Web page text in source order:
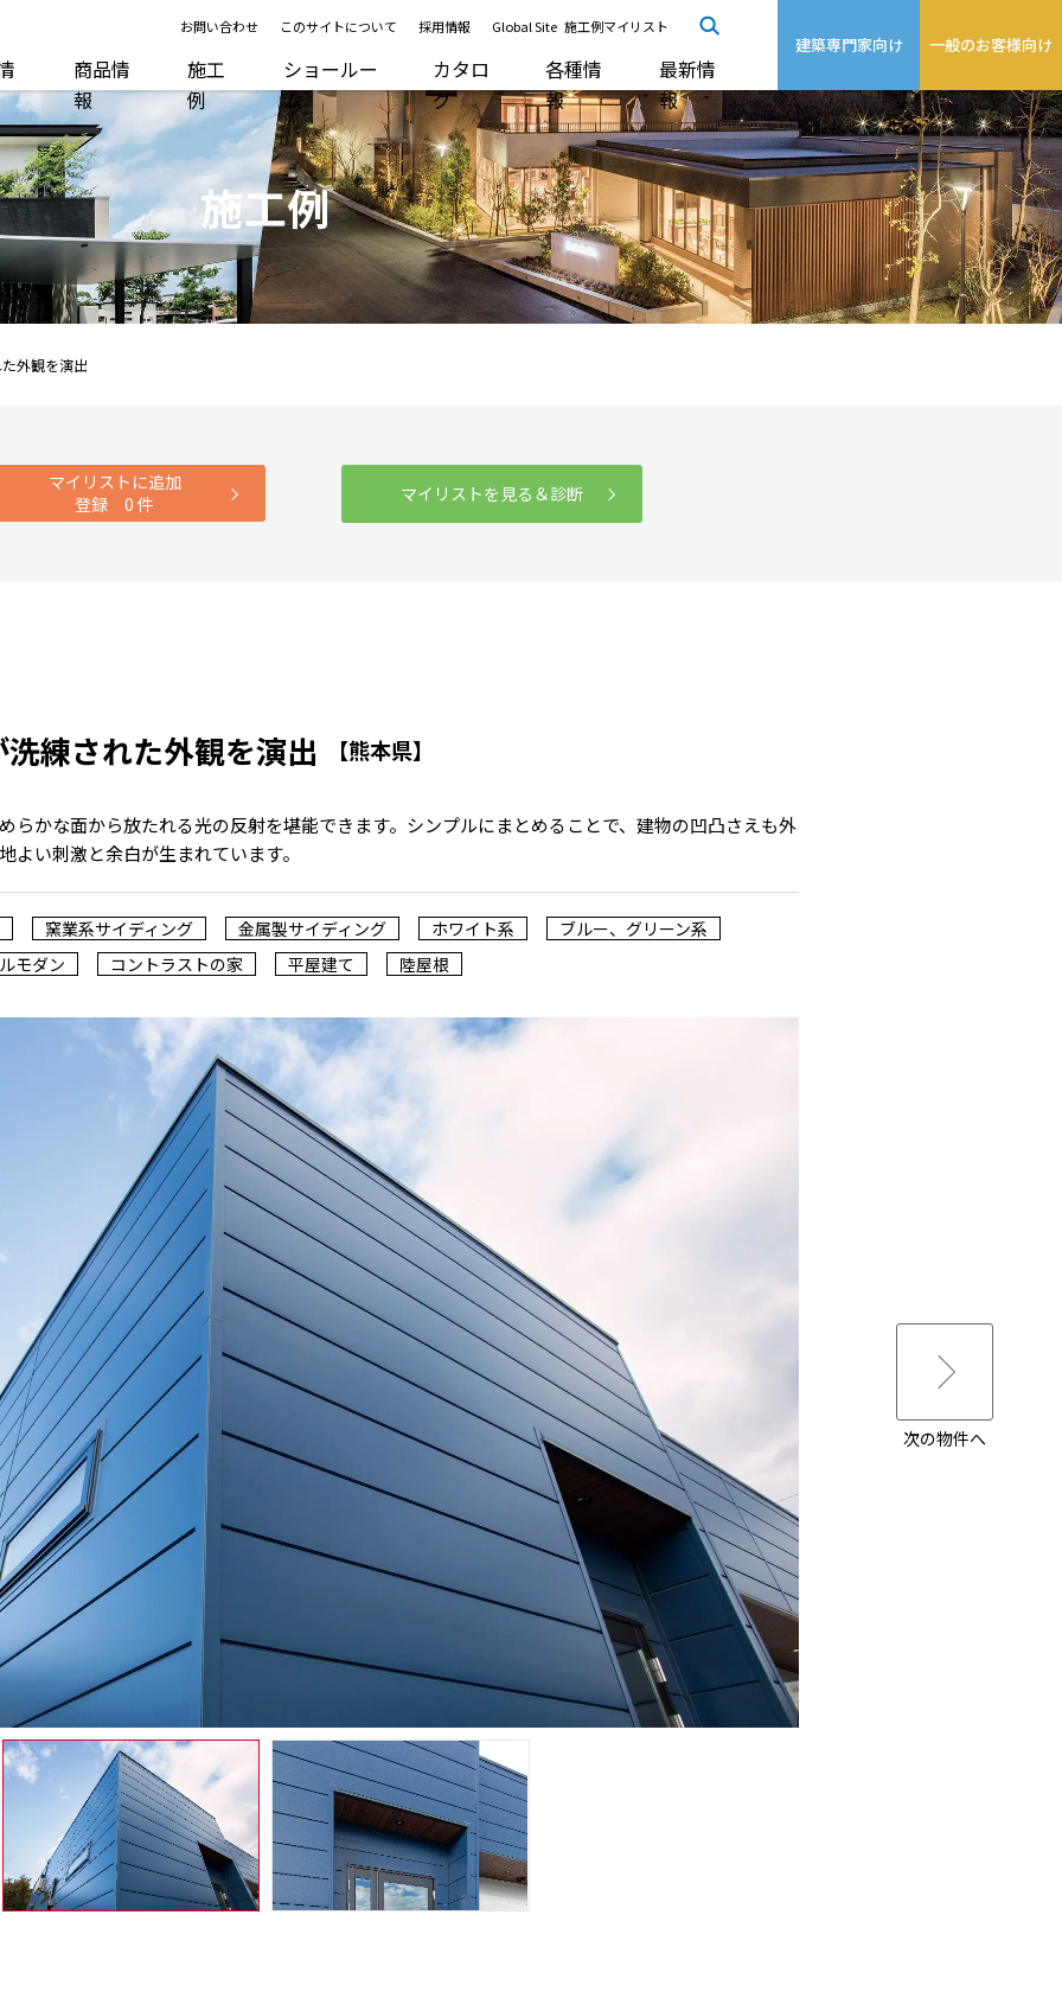
お問い合わせ このサイトについて 採用情報 Global Site 施工例マイリスト
商品情
報
施工
例
ショールー
ム
カタロ
グ
各種情
報
最新情
報
建築専門家向け 一般のお客様向け
施工例
外観を演出
マイリストに追加
登録0 件 マイリストを見る＆診断
練された外観を演出 【熊本県】
らかな面から放たれる光の反射を堪能できます。シンプルにまとめることで、建物の凹凸さえも外
い刺激と余白が生まれています。
窯業系サイディング 金属製サイディング ホワイト系
ブルー、グリーン系
モダン
コントラストの家 平屋建て 陸屋根
次の物件へ